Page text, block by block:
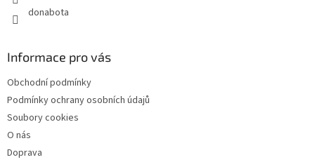
donabota
Informace pro vás
Obchodní podmínky
Podmínky ochrany osobních údajů
Soubory cookies
O nás
Doprava